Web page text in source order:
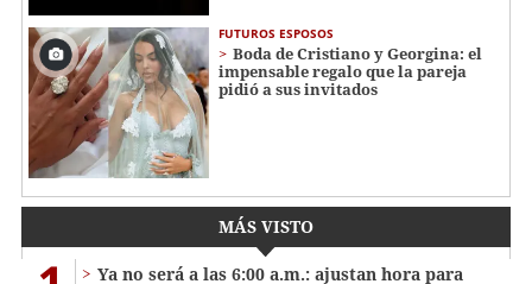
FUTUROS ESPOSOS
Boda de Cristiano y Georgina: el
impensable regalo que la pareja
pidió a sus invitados
MÁS VISTO
Ya no será a las 6:00 a.m.: ajustan hora para